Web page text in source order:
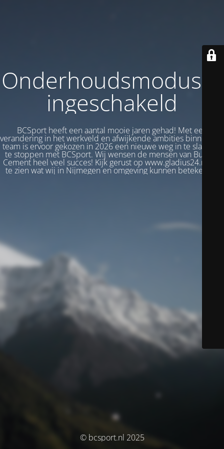
Onderhoudsmodus is
ingeschakeld
BCSport heeft een aantal mooie jaren gehad! Met een
verandering in het werkveld en afwijkende ambities binnen het
team is ervoor gekozen in 2026 een nieuwe weg in te slaan en
te stoppen met BCSport. Wij wensen de mensen van Bureau
Cement heel veel succes! Kijk gerust op www.gladius24.nl om
te zien wat wij in Nijmegen en omgeving kunnen betekenen.
© bcsport.nl 2025